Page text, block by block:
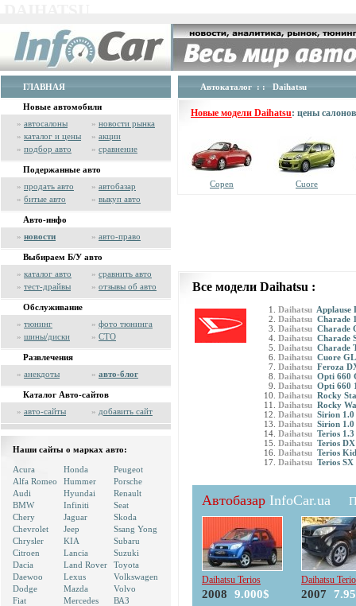
ГЛАВНАЯ
Новые автомобили
» автосалоны » новости рынка
» каталог и цены » акции
» подбор авто » сравнение
Подержанные авто
» продать авто » автобазар
» битые авто » выкуп авто
Авто-инфо
» новости » авто-право
Выбираем Б/У авто
» каталог авто » сравнить авто
» тест-драйвы » отзывы об авто
Обслуживание
» тюнинг » фото тюнинга
» шины/диски » СТО
Развлечения
» анекдоты » авто-блог
Каталог Авто-сайтов
» авто-сайты » добавить сайт
Наши сайты о марках авто:
Acura
Alfa Romeo
Audi
BMW
Chery
Chevrolet
Chrysler
Citroen
Dacia
Daewoo
Dodge
Fiat
Honda
Hummer
Hyundai
Infiniti
Jaguar
Jeep
KIA
Lancia
Land Rover
Lexus
Mazda
Mercedes
Peugeot
Porsche
Renault
Seat
Skoda
Ssang Yong
Subaru
Suzuki
Toyota
Volkswagen
Volvo
ВАЗ
Автокаталог : : Daihatsu
Новые модели Daihatsu: цены
Copen Cuore
Все модели Daihatsu :
Daihatsu Applause
Daihatsu Charade
Daihatsu Charade
Daihatsu Charade
Daihatsu Charade
Daihatsu Cuore
Daihatsu Feroza
Daihatsu Opti 660
Daihatsu Opti 660
Daihatsu Rocky
Daihatsu Rocky
Daihatsu Sirion
Daihatsu Sirion
Daihatsu Terios 1.3
Daihatsu Terios
Daihatsu Terios
Daihatsu Terios
Автобазар InfoCar.ua
Daihatsu Terios
2008 9.000$
Daihatsu
2007